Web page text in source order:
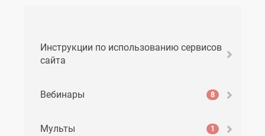
Инструкции по использованию сервисов
сайта
Вебинары 8
Мульты 1